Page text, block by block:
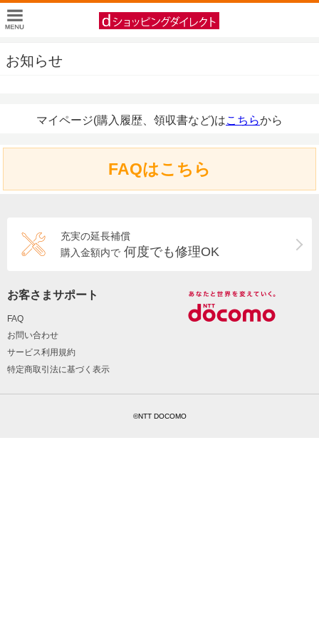
お知らせ
マイページ(購入履歴、領収書など)はこちらから
FAQはこちら
充実の延長補償
購入金額内で 何度でも修理OK
お客さまサポート
FAQ
お問い合わせ
サービス利用規約
特定商取引法に基づく表示
©NTT DOCOMO